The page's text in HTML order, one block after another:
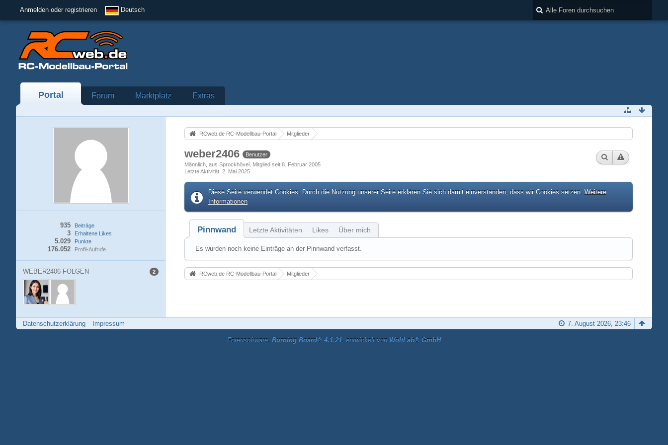
Anmelden oder registrieren Deutsch
Portal Forum Marktplatz Extras
Beiträge
935
Erhaltene Likes
3
Punkte
5.029
Profil-Aufrufe
176.052
WEBER2406 FOLGEN 2
RCweb.de RC-Modellbau-Portal Mitglieder
weber2406
Benutzer
Männlich aus Sprockhövel Mitglied seit 8. Februar 2005
Letzte Aktivität 2. Mai 2025
Diese Seite verwendet Cookies. Durch die Nutzung unserer Seite erklären Sie sich damit einverstanden, dass wir Cookies setzen. Weitere
Informationen
Pinnwand Letzte Aktivitäten Likes Über mich
Es wurden noch keine Einträge an der Pinnwand verfasst.
RCweb.de RC-Modellbau-Portal Mitglieder
Datenschutzerklärung Impressum 7. August 2026, 23:46
Forensoftware: Burning Board® 4.1.21, entwickelt von WoltLab® GmbH